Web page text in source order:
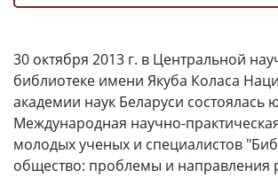
30 октября 2013 г. в Центральной
библиотеке имени Якуба Коласа
академии наук Беларуси состоялась
Международная научно-
молодых ученых и специалистов
общество: проблемы и направления